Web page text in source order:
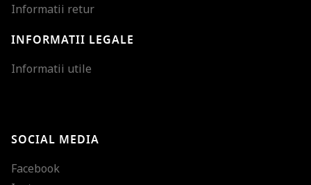
Informatii retur
INFORMATII LEGALE
Informatii utile
SOCIAL MEDIA
Facebook